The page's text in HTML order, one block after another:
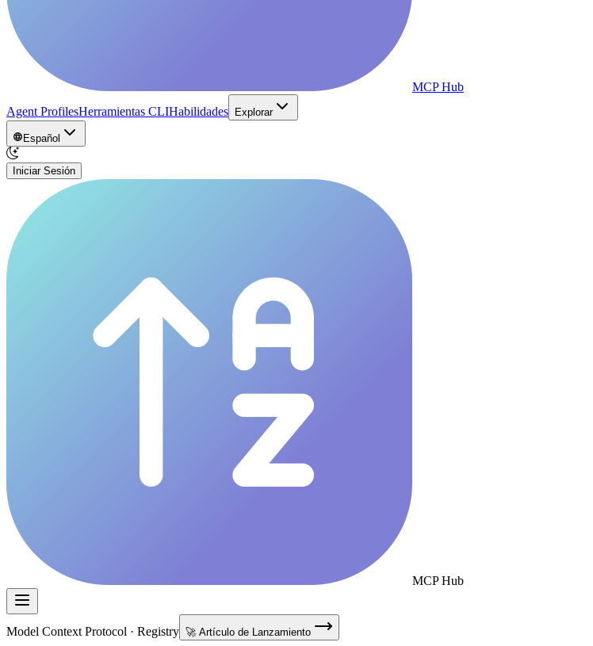
MCP Hub
Agent ProfilesHerramientas CLIHabilidades Explorar
Español
Iniciar Sesión
MCP Hub
Model Context Protocol · Registry 🚀 Artículo de Lanzamiento